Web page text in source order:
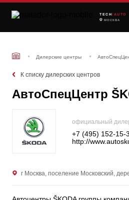
TECH /AUTO
МОСКВА
Дилерские центры
К списку дилерских центров
АвтоСпецЦентр
официальный
г Москва, поселение Московский,
+7 (495) 152-15-
http://